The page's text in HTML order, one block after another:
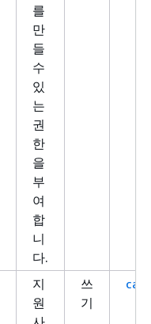
를
만
들
수
있
는
권
한
을
부
여
합
니
다.
지
원
쓰
기